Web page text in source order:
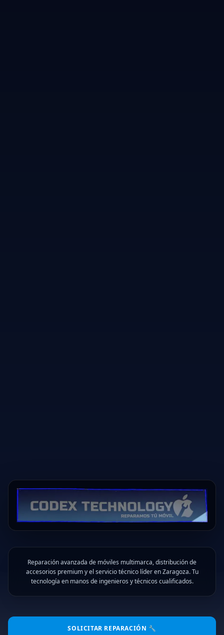
Reparación avanzada de móviles multimarca, distribución de
accesorios premium y el servicio técnico líder en Zaragoza. Tu
tecnología en manos de ingenieros y técnicos cualificados.
SOLICITAR REPARACIÓN 🔧